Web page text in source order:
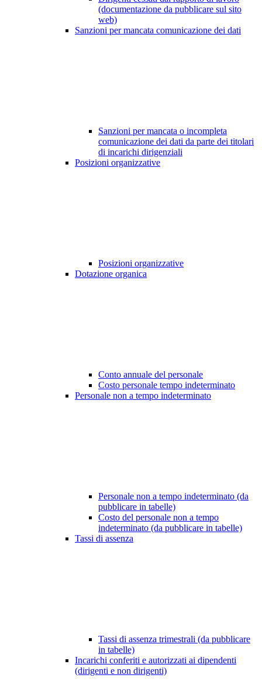
(documentazione da pubblicare sul sito
web)
Sanzioni per mancata comunicazione dei dati
Sanzioni per mancata o incompleta
comunicazione dei dati da parte dei titolari
di incarichi dirigenziali
Posizioni organizzative
Posizioni organizzative
Dotazione organica
Conto annuale del personale
Costo personale tempo indeterminato
Personale non a tempo indeterminato
Personale non a tempo indeterminato (da
pubblicare in tabelle)
Costo del personale non a tempo
indeterminato (da pubblicare in tabelle)
Tassi di assenza
Tassi di assenza trimestrali (da pubblicare
in tabelle)
Incarichi conferiti e autorizzati ai dipendenti
(dirigenti e non dirigenti)